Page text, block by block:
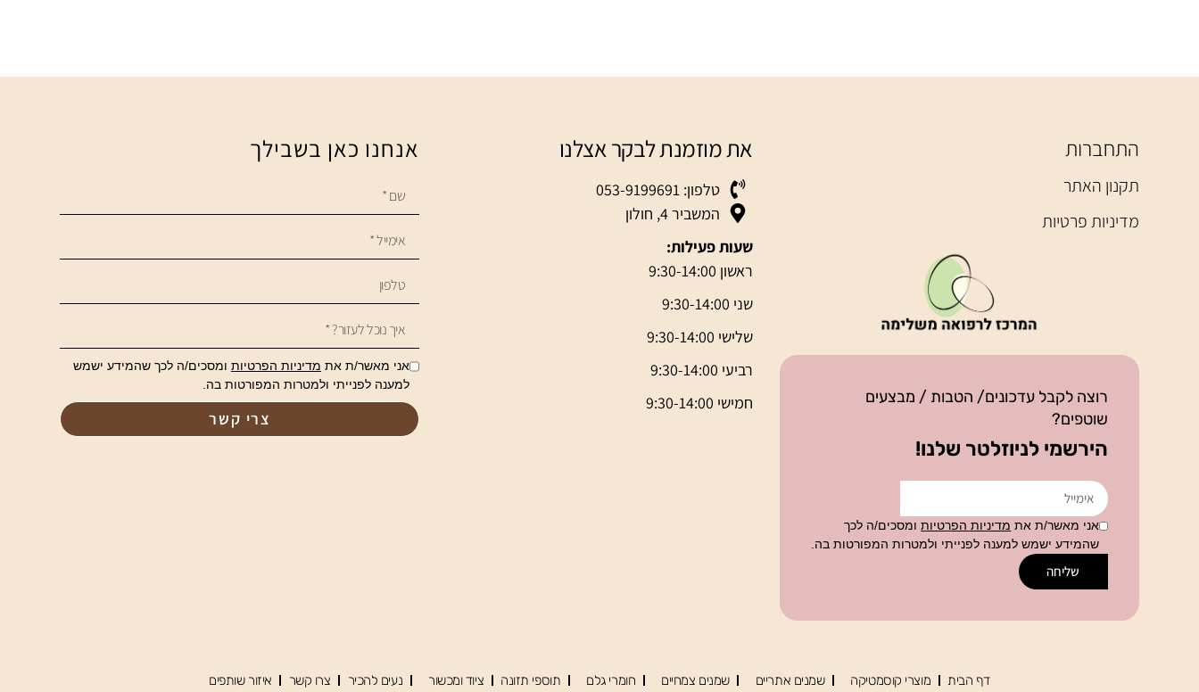
התחברות
תקנון האתר
מדיניות פרטיות
רוצה לקבל עדכונים/ הטבות / מבצעים
שוטפים?
הירשמי לניוזלטר שלנו!
אני מאשר/ת את מדיניות הפרטיותומסכים/ה לכך
שהמידע ישמש למענה לפנייתי ולמטרות המפורטות בה.
שליחה
את מוזמנת לבקר אצלנו
טלפון: 053-9199691
המשביר 4, חולון
שעות פעילות:
ראשון 9:30-14:00
שני 9:30-14:00
שלישי 9:30-14:00
רביעי 9:30-14:00
חמישי 9:30-14:00
אנחנו כאן בשבילך
אני מאשר/ת את מדיניות הפרטיות ומסכים/ה לכך שהמידע ישמש
למענה לפנייתי ולמטרות המפורטות בה.
צרי קשר
דף הבית מוצרי קוסמטיקה שמנים אתריים שמנים צמחיים חומרי גלם תוספי תזונה ציוד ומכשור נעים להכיר צרו קשר איזור שותפים